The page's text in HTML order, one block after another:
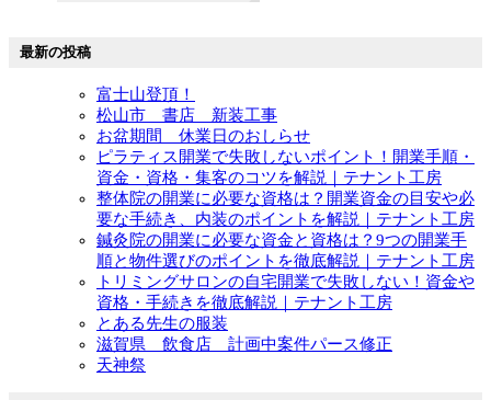
最新の投稿
富士山登頂！
松山市 書店 新装工事
お盆期間 休業日のおしらせ
ピラティス開業で失敗しないポイント！開業手順・
資金・資格・集客のコツを解説｜テナント工房
整体院の開業に必要な資格は？開業資金の目安や必
要な手続き、内装のポイントを解説｜テナント工房
鍼灸院の開業に必要な資金と資格は？9つの開業手
順と物件選びのポイントを徹底解説｜テナント工房
トリミングサロンの自宅開業で失敗しない！資金や
資格・手続きを徹底解説｜テナント工房
とある先生の服装
滋賀県 飲食店 計画中案件パース修正
天神祭